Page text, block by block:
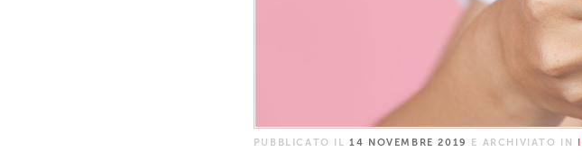
PUBBLICATO IL14 NOVEMBRE 2019 E ARCHIVIATO IN